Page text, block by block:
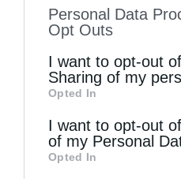
to your opt-out. You
information by third
of downstream
information may also
third parties on the
Downstream
Personal Data
Opt Outs
I want to opt-out
Sharing of my
Opted In
I want to opt-out
of my Personal
Opted In
Τελευταία άρθρα